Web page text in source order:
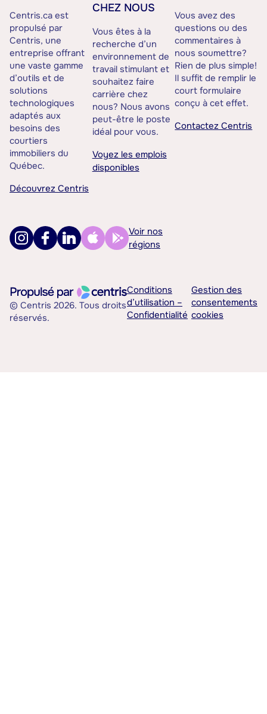
Centris.ca est
propulsé par
Centris, une
entreprise offrant
une vaste gamme
d’outils et de
solutions
technologiques
adaptés aux
besoins des
courtiers
immobiliers du
Québec.
Découvrez Centris
CHEZ NOUS
Vous êtes à la
recherche d’un
environnement de
travail stimulant et
souhaitez faire
carrière chez
nous? Nous avons
peut-être le poste
idéal pour vous.
Voyez les emplois
disponibles
Vous avez des
questions ou des
commentaires à
nous soumettre?
Rien de plus simple!
Il suffit de remplir le
court formulaire
conçu à cet effet.
Contactez Centris
Voir nos
régions
© Centris 2026. Tous droits
réservés.
Conditions
d’utilisation –
Confidentialité
Gestion des
consentements
cookies